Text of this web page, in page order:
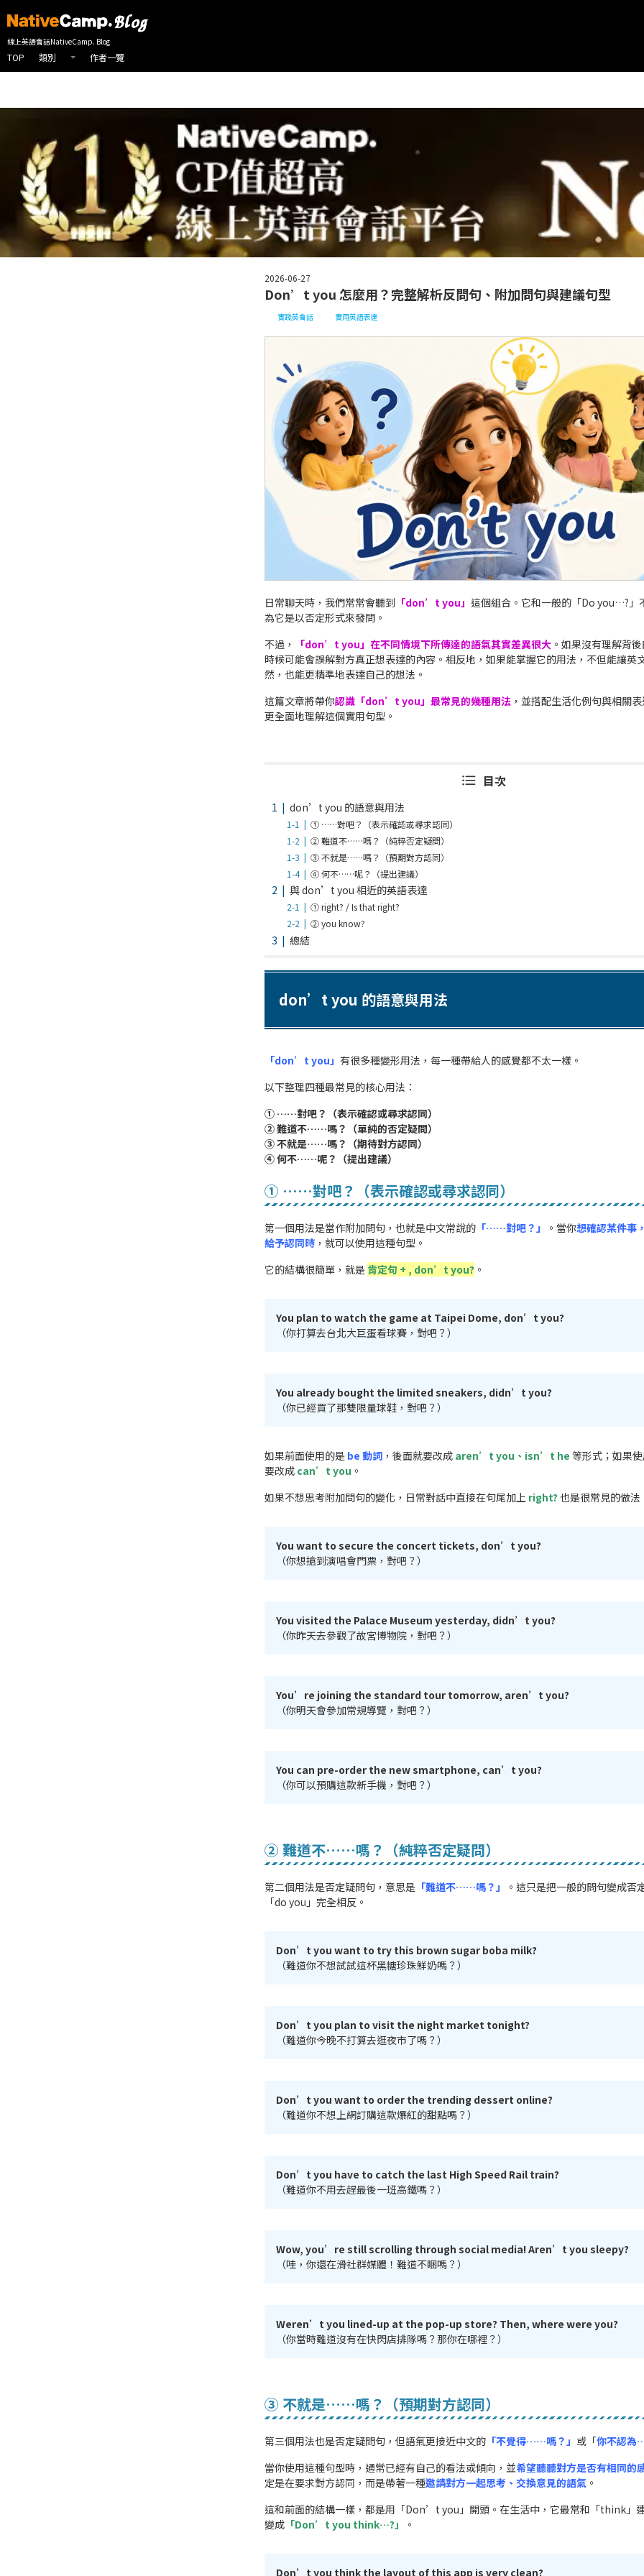
線上英會話首頁 NativeCamp 英會話部落格
線上英語會話NativeCamp. Blog
TOP 類別 作者一覽
2026-06-27
Don’t you 怎麼用？完整解析反問句、附加問句與建議句型
實踐英會話 實用英語表達
日常聊天時，我們常常會聽到 「don’t you」 這個組合。它和一般的「Do you…?」
為它是以否定形式來發問。
不過，
「don’t you」在不同情境下所傳達的語氣其實差異很大 。如果沒有理解背
時候可能會誤解對方真正想表達的內容。相反地，如果能掌握它的用法，不但能讓英
然，也能更精準地表達自己的想法。
這篇文章將帶你認識「don’t you」最常見的幾種用法 ，並搭配生活化例句與相關
更全面地理解這個實用句型。
目次
don’t you 的語意與用法
① ……對吧？（表示確認或尋求認同）
② 難道不……嗎？（純粹否定疑問）
③ 不就是……嗎？（預期對方認同）
④ 何不……呢？（提出建議）
與 don’t you 相近的英語表達
① right? / Is that right?
② you know?
總結
don’t you 的語意與用法
「don’t you」 有很多種變形用法，每一種帶給人的感覺都不太一樣。
以下整理四種最常見的核心用法：
① ……對吧？（表示確認或尋求認同）
② 難道不……嗎？（單純的否定疑問）
③ 不就是……嗎？（期待對方認同）
④ 何不……呢？（提出建議）
① ……對吧？（表示確認或尋求認同）
第一個用法是當作附加問句，也就是中文常說的 「……對吧？」 。當你想確認某件事
給予認同時 ，就可以使用這種句型。
它的結構很簡單，就是 肯定句 + , don’t you? 。
You plan to watch the game at Taipei Dome, don’t you?
（你打算去台北大巨蛋看球賽，對吧？）
You already bought the limited sneakers, didn’t you?
（你已經買了那雙限量球鞋，對吧？）
如果前面使用的是 be 動詞 ，後面就要改成 aren’t you、isn’t he 等形式；如果
要改成 can’t you 。
如果不想思考附加問句的變化，日常對話中直接在句尾加上 right? 也是很常見的做法
You want to secure the concert tickets, don’t you?
（你想搶到演唱會門票，對吧？）
You visited the Palace Museum yesterday, didn’t you?
（你昨天去參觀了故宮博物院，對吧？）
You’re joining the standard tour tomorrow, aren’t you?
（你明天會參加常規導覽，對吧？）
You can pre-order the new smartphone, can’t you?
（你可以預購這款新手機，對吧？）
② 難道不……嗎？（純粹否定疑問）
第二個用法是否定疑問句，意思是 「難道不……嗎？」
。這只是把一般的問句變成否
「do you」完全相反。
Don’t you want to try this brown sugar boba milk?
（難道你不想試試這杯黑糖珍珠鮮奶嗎？）
Don’t you plan to visit the night market tonight?
（難道你今晚不打算去逛夜市了嗎？）
Don’t you want to order the trending dessert online?
（難道你不想上網訂購這款爆紅的甜點嗎？）
Don’t you have to catch the last High Speed Rail train?
（難道你不用去趕最後一班高鐵嗎？）
Wow, you’re still scrolling through social media! Aren’t you sleepy?
（哇，你還在滑社群媒體！難道不睏嗎？）
Weren’t you lined-up at the pop-up store? Then, where were you?
（你當時難道沒有在快閃店排隊嗎？那你在哪裡？）
③ 不就是……嗎？（預期對方認同）
第三個用法也是否定疑問句，但語氣更接近中文的 「不覺得……嗎？」 或「你不認為
當你使用這種句型時，通常已經有自己的看法或傾向，並希望聽聽對方是否有相同的
定是在要求對方認同，而是帶著一種邀請對方一起思考、交換意見的語氣 。
這和前面的結構一樣，都是用「Don’t you」開頭。在生活中，它最常和「think」
變成 「Don’t you think…?」 。
Don’t you think the layout of this app is very clean?